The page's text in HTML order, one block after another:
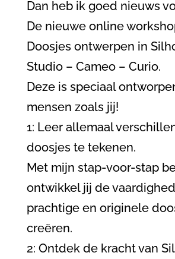
Dan heb ik goed nieuws
De nieuwe online
Doosjes ontwerpen in
Studio – Cameo – Curio.
Deze is speciaal
mensen zoals jij!
1: Leer allemaal
doosjes te tekenen.
Met mijn stap-voor-stap
ontwikkel jij de
prachtige en originele
creëren.
2: Ontdek de kracht van